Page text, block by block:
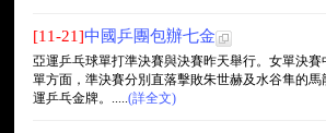
[11-21]中國乒團包辦七金
亞運乒乓球單打準決賽與決賽昨天舉行。女單決
單方面，準決賽分別直落擊敗朱世赫及水谷隼的
運乒乓金牌。.....(詳全文)